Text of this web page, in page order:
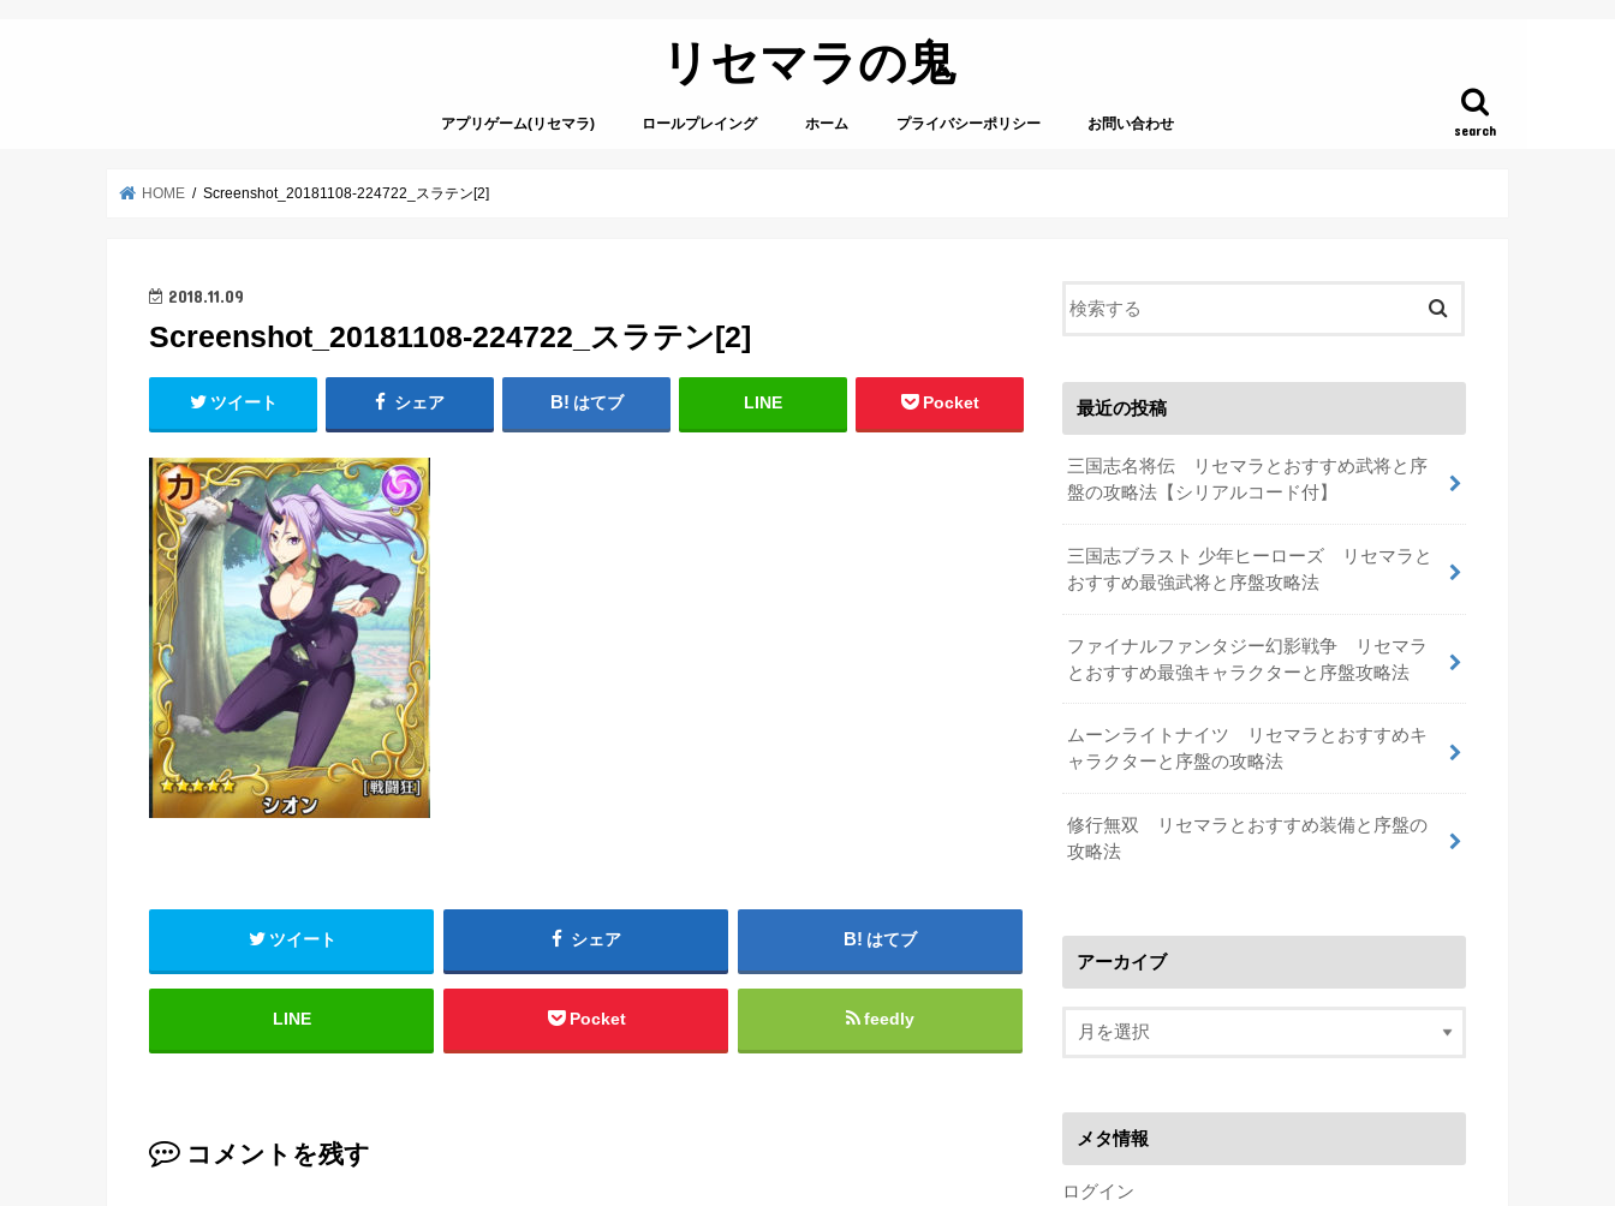
リセマラの鬼
search
アプリゲーム(リセマラ) ロールプレイング ホーム プライバシーポリシー お問い合わせ
HOME Screenshot_20181108-224722_スラテン[2]
2018.11.09
Screenshot_20181108-224722_スラテン[2]
ツイート シェア はてブ LINE Pocket
ツイート シェア はてブ
LINE Pocket feedly
コメントを残す
最近の投稿
三国志名将伝 リセマラとおすすめ武将と序
盤の攻略法【シリアルコード付】
三国志ブラスト 少年ヒーローズ リセマラと
おすすめ最強武将と序盤攻略法
ファイナルファンタジー幻影戦争 リセマラ
とおすすめ最強キャラクターと序盤攻略法
ムーンライトナイツ リセマラとおすすめキ
ャラクターと序盤の攻略法
修行無双 リセマラとおすすめ装備と序盤の
攻略法
アーカイブ
メタ情報
ログイン